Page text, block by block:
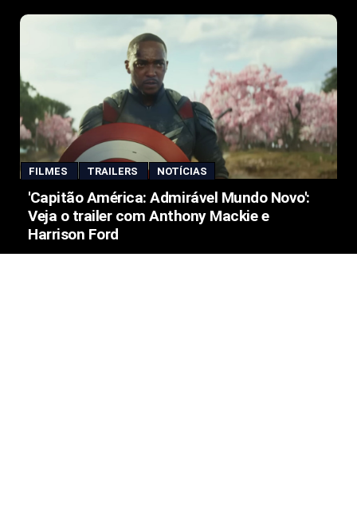
FILMES TRAILERS NOTÍCIAS
'Capitão América: Admirável Mundo Novo':
Veja o trailer com Anthony Mackie e
Harrison Ford